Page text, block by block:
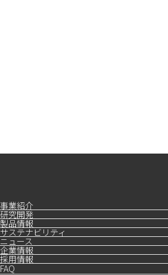
事業紹介
研究開発
製品情報
サステナビリティ
ニュース
企業情報
採用情報
FAQ